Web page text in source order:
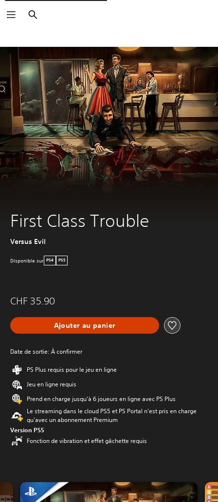
Rechercher
First Class Trouble
Versus Evil
Disponible sur PS4 PS5
CHF 35.90
Ajouter au panier
Date de sortie: À confirmer
PS Plus requis pour le jeu en ligne
Jeu en ligne requis
Prend en charge jusqu'à 6 joueurs en ligne avec PS Plus
Le streaming dans le cloud PS5 et PS Portal n'est pris en charge
qu'avec un abonnement Premium
Version PS5
Fonction de vibration et effet gâchette requis